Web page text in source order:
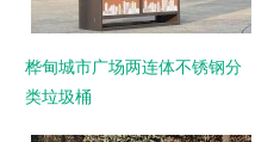
桦甸城市广场两连体不锈钢分
类垃圾桶